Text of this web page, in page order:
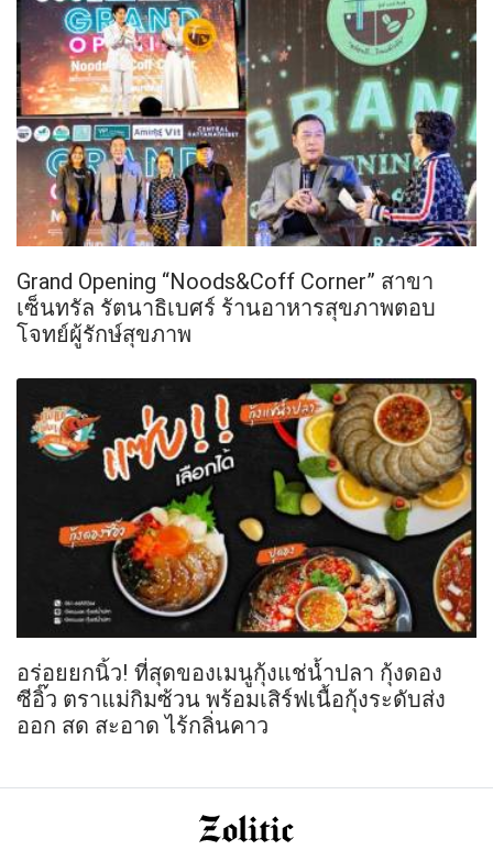
Grand Opening “Noods&Coff Corner” สาขา
เซ็นทรัล รัตนาธิเบศร์ ร้านอาหารสุขภาพตอบ
โจทย์ผู้รักษ์สุขภาพ
อร่อยยกนิ้ว! ที่สุดของเมนูกุ้งแช่น้ำปลา กุ้งดอง
ซีอิ๊ว ตราแม่กิมซ้วน พร้อมเสิร์ฟเนื้อกุ้งระดับส่ง
ออก สด สะอาด ไร้กลิ่นคาว